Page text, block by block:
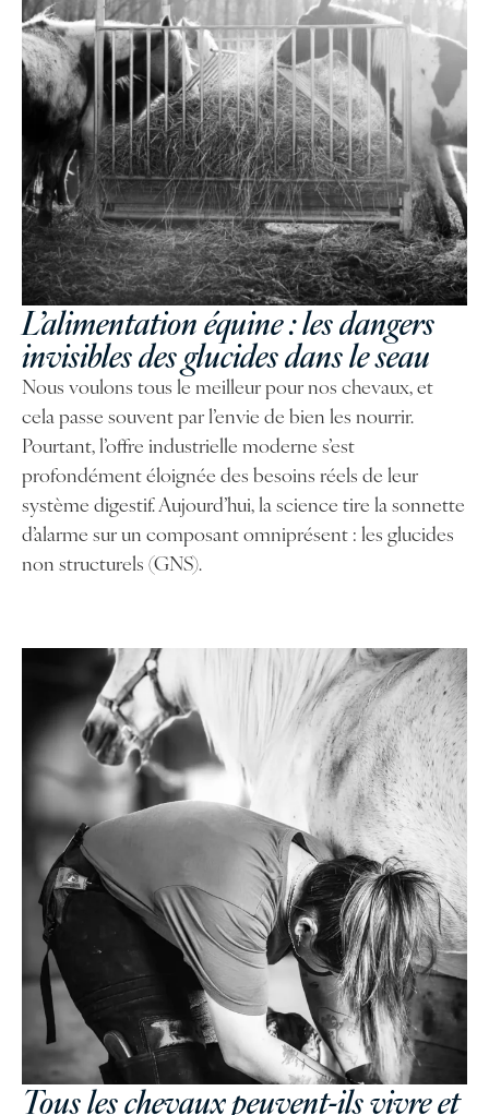
L’alimentation équine : les dangers
invisibles des glucides dans le seau
Nous voulons tous le meilleur pour nos chevaux, et
cela passe souvent par l’envie de bien les nourrir.
Pourtant, l’offre industrielle moderne s’est
profondément éloignée des besoins réels de leur
système digestif. Aujourd’hui, la science tire la sonnette
d’alarme sur un composant omniprésent : les glucides
non structurels (GNS).
Tous les chevaux peuvent-ils vivre et